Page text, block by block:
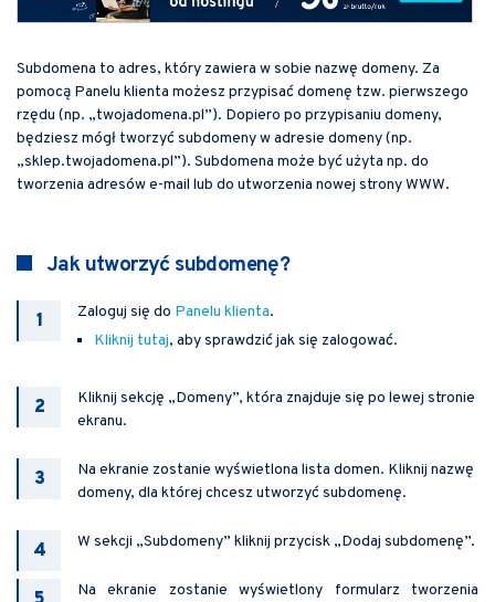
Subdomena to adres, który zawiera w sobie nazwę domeny. Za
pomocą Panelu klienta możesz przypisać domenę tzw. pierwszego
rzędu (np. „twojadomena.pl”). Dopiero po przypisaniu domeny,
będziesz mógł tworzyć subdomeny w adresie domeny (np.
„sklep.twojadomena.pl”). Subdomena może być użyta np. do
tworzenia adresów e-mail lub do utworzenia nowej strony WWW.
Jak utworzyć subdomenę?
Zaloguj się do Panelu klienta.
Kliknij tutaj, aby sprawdzić jak się zalogować.
Kliknij sekcję „Domeny”, która znajduje się po lewej stronie
ekranu.
Na ekranie zostanie wyświetlona lista domen. Kliknij nazwę
domeny, dla której chcesz utworzyć subdomenę.
W sekcji „Subdomeny” kliknij przycisk „Dodaj subdomenę”.
Na ekranie zostanie wyświetlony formularz tworzenia